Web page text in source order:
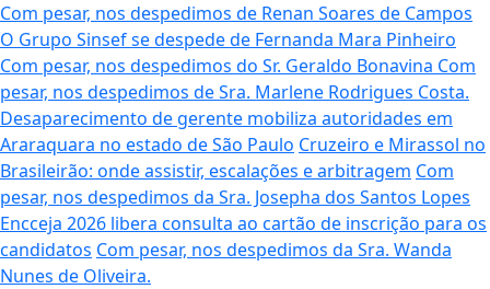
Com pesar, nos despedimos de Renan Soares de Campos
O Grupo Sinsef se despede de Fernanda Mara Pinheiro
Com pesar, nos despedimos do Sr. Geraldo Bonavina Com
pesar, nos despedimos de Sra. Marlene Rodrigues Costa.
Desaparecimento de gerente mobiliza autoridades em
Araraquara no estado de São Paulo Cruzeiro e Mirassol no
Brasileirão: onde assistir, escalações e arbitragem Com
pesar, nos despedimos da Sra. Josepha dos Santos Lopes
Encceja 2026 libera consulta ao cartão de inscrição para os
candidatos Com pesar, nos despedimos da Sra. Wanda
Nunes de Oliveira.